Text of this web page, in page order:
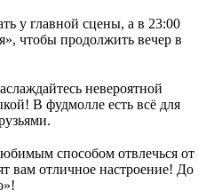
у главной сцены, а в 23:00
чтобы продолжить вечер в
невероятной
В фудмолле есть всё для
способом отвлечься от
вам отличное настроение!⁣ До